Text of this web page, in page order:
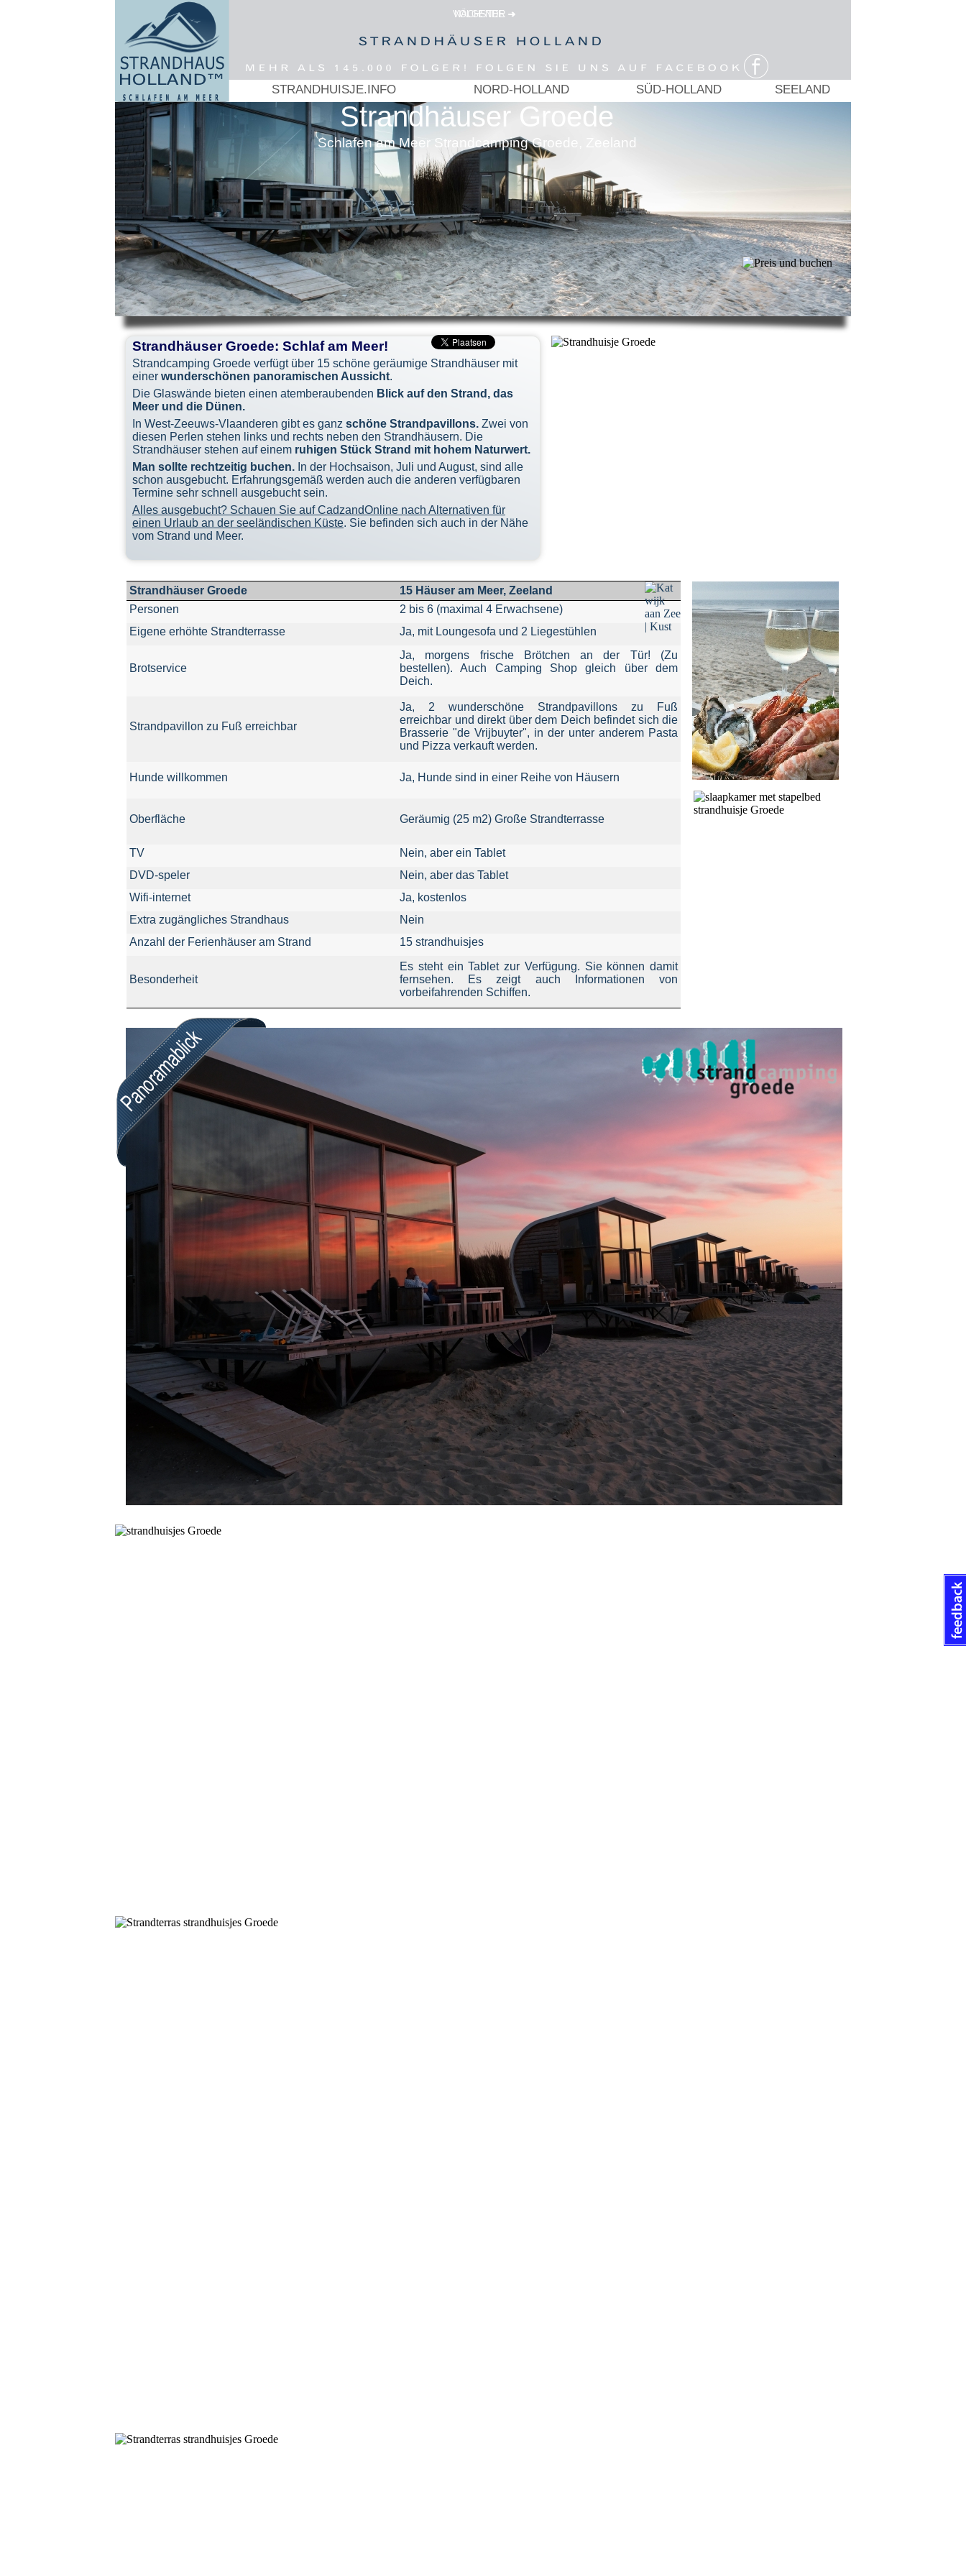
STRANDHUISJE.INFO NORD-HOLLAND SÜD-HOLLAND SEELAND
Strandcamping Groede verfügt über 15 schöne geräumige Strandhäuser mit
einer wunderschönen panoramischen Aussicht.
Die Glaswände bieten einen atemberaubenden Blick auf den Strand, das
Meer und die Dünen.
In West-Zeeuws-Vlaanderen gibt es ganz schöne Strandpavillons. Zwei von
diesen Perlen stehen links und rechts neben den Strandhäusern. Die
Strandhäuser stehen auf einem ruhigen Stück Strand mit hohem Naturwert.
Man sollte rechtzeitig buchen. In der Hochsaison, Juli und August, sind alle
schon ausgebucht. Erfahrungsgemäß werden auch die anderen verfügbaren
Termine sehr schnell ausgebucht sein.
Alles ausgebucht? Schauen Sie auf CadzandOnline nach Alternativen für
einen Urlaub an der seeländischen Küste. Sie befinden sich auch in der Nähe
vom Strand und Meer.
Strandhäuser Groede: Schlaf am Meer!
Strandhäuser Groede
15 Häuser am Meer, Zeeland
Personen
2 bis 6 (maximal 4 Erwachsene)
Eigene erhöhte Strandterrasse
Ja, mit Loungesofa und 2 Liegestühlen
Brotservice
Ja, morgens frische Brötchen an der Tür! (Zu
bestellen). Auch Camping Shop gleich über dem
Deich.
Strandpavillon zu Fuß erreichbar
Ja, 2 wunderschöne Strandpavillons zu Fuß
erreichbar und direkt über dem Deich befindet sich die
Brasserie "de Vrijbuyter", in der unter anderem Pasta
und Pizza verkauft werden.
Hunde willkommen Ja, Hunde sind in einer Reihe von Häusern
Oberfläche Geräumig (25 m2) Große Strandterrasse
TV
Nein, aber ein Tablet
DVD-speler
Nein, aber das Tablet
Wifi-internet
Ja, kostenlos
Extra zugängliches Strandhaus
Nein
Anzahl der Ferienhäuser am Strand
15 strandhuisjes
Besonderheit
Es steht ein Tablet zur Verfügung. Sie können damit
fernsehen. Es zeigt auch Informationen von
vorbeifahrenden Schiffen.
Strandhäuser Groede
Schlafen am Meer Strandcamping Groede, Zeeland
VOLGENDE ➜
NÄCHSTER ➜